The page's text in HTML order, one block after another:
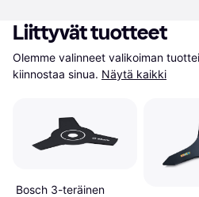
Liittyvät tuotteet
Olemme valinneet valikoiman
kiinnostaa sinua. Näytä kaikki
Bosch 3-teräinen